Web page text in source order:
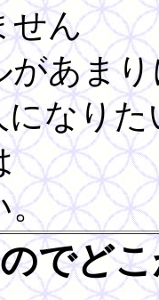
せん
があま
になり
。
でど